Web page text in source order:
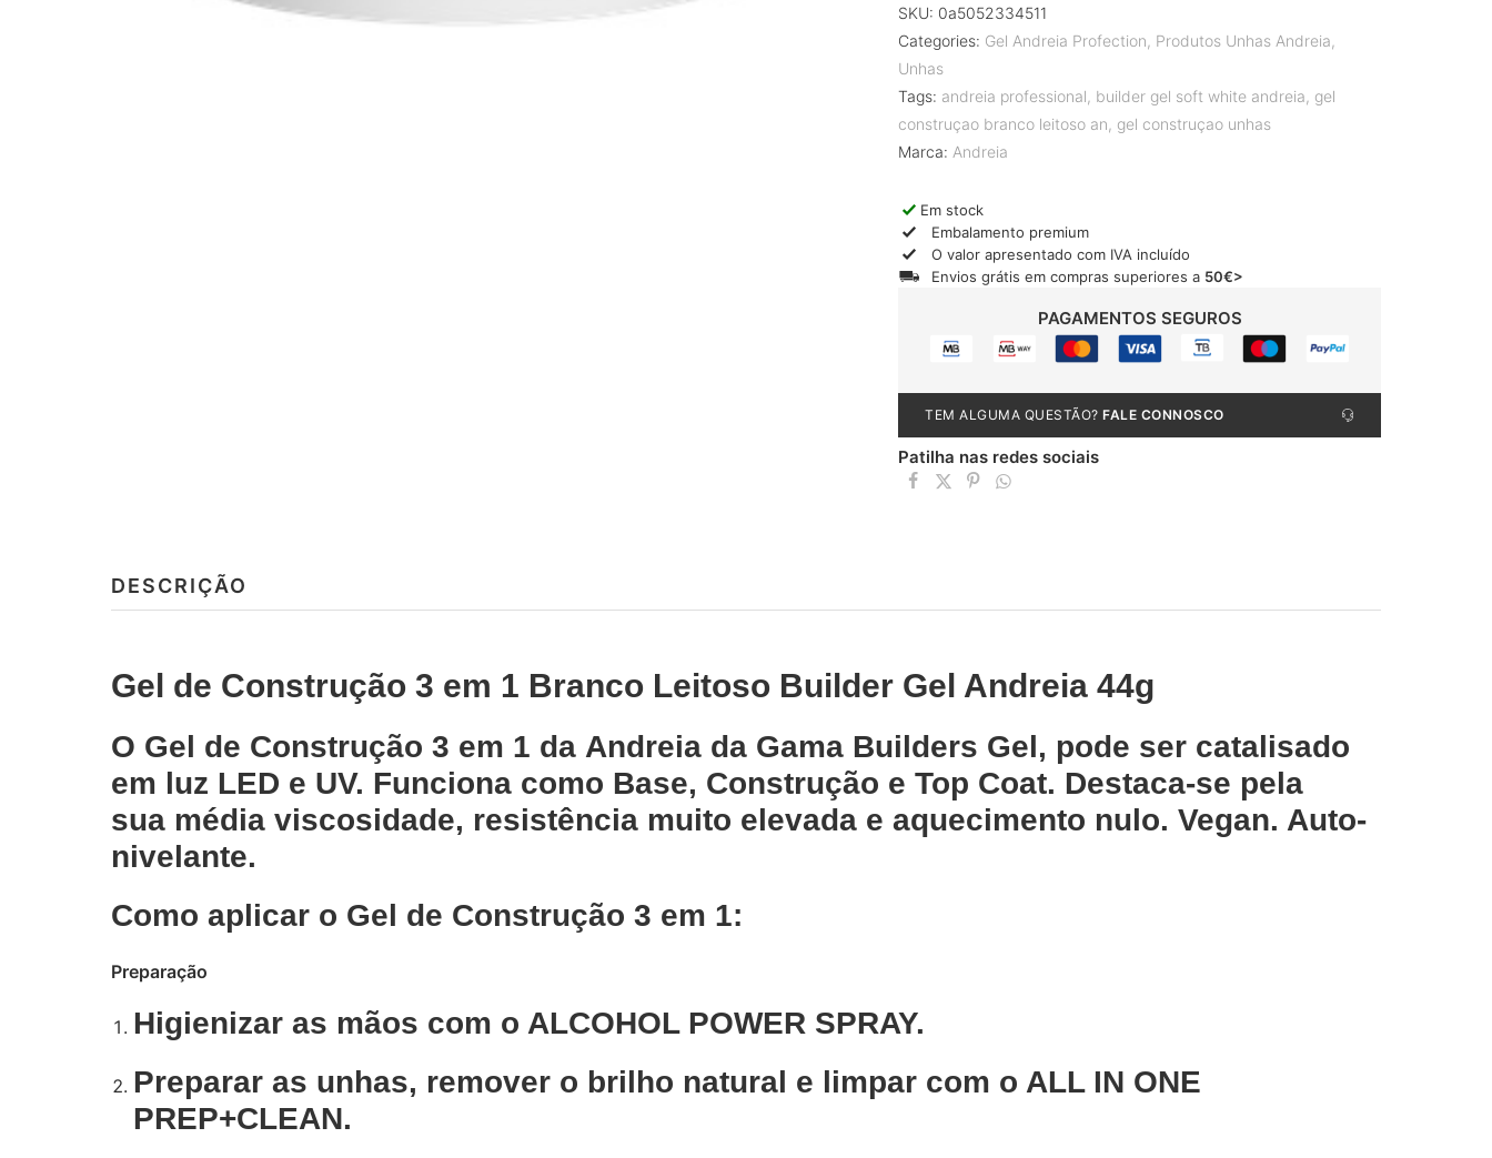
SKU: 0a5052334511
Categories: Gel Andreia Profection, Produtos Unhas Andreia,
Unhas
Tags: andreia professional, builder gel soft white andreia, gel
construçao branco leitoso an, gel construçao unhas
Marca: Andreia
Em stock
Embalamento premium
O valor apresentado com IVA incluído
Envios grátis em compras superiores a 50€>
PAGAMENTOS SEGUROS
TEM ALGUMA QUESTÃO?FALE CONNOSCO
Patilha nas redes sociais
DESCRIÇÃO
Gel de Construção 3 em 1 Branco Leitoso Builder Gel Andreia 44g
O Gel de Construção 3 em 1 da Andreia da Gama Builders Gel, pode ser catalisado
em luz LED e UV. Funciona como Base, Construção e Top Coat. Destaca-se pela
sua média viscosidade, resistência muito elevada e aquecimento nulo. Vegan. Auto-
nivelante.
Como aplicar o Gel de Construção 3 em 1:
Preparação
Higienizar as mãos com o ALCOHOL POWER SPRAY.
Preparar as unhas, remover o brilho natural e limpar com o ALL IN ONE
PREP+CLEAN.